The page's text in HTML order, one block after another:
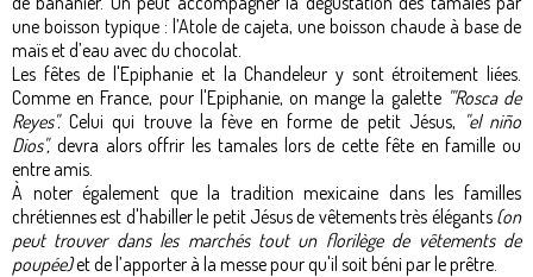
une boisson typique : l’Atole de cajeta, une boisson chaude à base de
maïs et d’eau avec du chocolat.
Les fêtes de l'Epiphanie et la Chandeleur y sont étroitement liées.
Comme en France, pour l'Epiphanie, on mange la galette '"Rosca de
Reyes".Celui qui trouve la fève en forme de petit Jésus, "el niño
Dios", devra alors offrir les tamales lors de cette fête en famille ou
entre amis.
À noter également que la tradition mexicaine dans les familles
chrétiennes est d'habiller le petit Jésus de vêtements très élégants(on
peut trouver dans les marchés tout un florilège de vêtements de
poupée)et de l’apporter à la messe pour qu'il soit béni par le prêtre.